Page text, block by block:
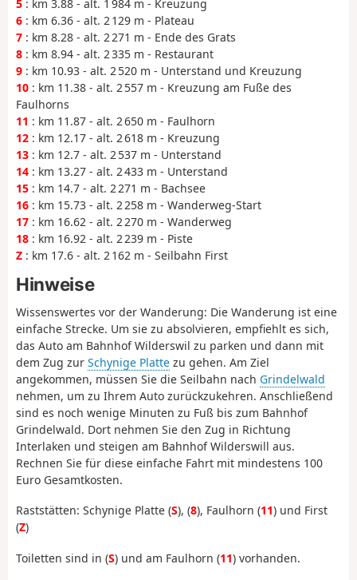
5 : km 3.88 - alt. 1 984 m - Kreuzung
6 : km 6.36 - alt. 2 129 m - Plateau
7 : km 8.28 - alt. 2 271 m - Ende des Grats
8 : km 8.94 - alt. 2 335 m - Restaurant
9 : km 10.93 - alt. 2 520 m - Unterstand und Kreuzung
10 : km 11.38 - alt. 2 557 m - Kreuzung am Fuße des
Faulhorns
11 : km 11.87 - alt. 2 650 m - Faulhorn
12 : km 12.17 - alt. 2 618 m - Kreuzung
13 : km 12.7 - alt. 2 537 m - Unterstand
14 : km 13.27 - alt. 2 433 m - Unterstand
15 : km 14.7 - alt. 2 271 m - Bachsee
16 : km 15.73 - alt. 2 258 m - Wanderweg-Start
17 : km 16.62 - alt. 2 270 m - Wanderweg
18 : km 16.92 - alt. 2 239 m - Piste
Z : km 17.6 - alt. 2 162 m - Seilbahn First
Hinweise
Wissenswertes vor der Wanderung: Die Wanderung ist eine
einfache Strecke. Um sie zu absolvieren, empfiehlt es sich,
das Auto am Bahnhof Wilderswil zu parken und dann mit
dem Zug zur Schynige Platte zu gehen. Am Ziel
angekommen, müssen Sie die Seilbahn nach Grindelwald
nehmen, um zu Ihrem Auto zurückzukehren. Anschließend
sind es noch wenige Minuten zu Fuß bis zum Bahnhof
Grindelwald. Dort nehmen Sie den Zug in Richtung
Interlaken und steigen am Bahnhof Wilderswill aus.
Rechnen Sie für diese einfache Fahrt mit mindestens 100
Euro Gesamtkosten.
Raststätten: Schynige Platte (S), (8), Faulhorn (11) und First
(Z)
Toiletten sind in (S) und am Faulhorn (11) vorhanden.